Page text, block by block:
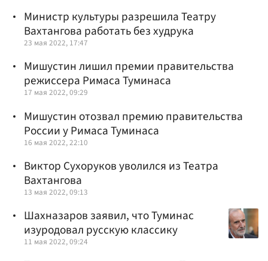
Министр культуры разрешила Театру
Вахтангова работать без худрука
23 мая 2022, 17:47
Мишустин лишил премии правительства
режиссера Римаса Туминаса
17 мая 2022, 09:29
Мишустин отозвал премию правительства
России у Римаса Туминаса
16 мая 2022, 22:10
Виктор Сухоруков уволился из Театра
Вахтангова
13 мая 2022, 09:13
Шахназаров заявил, что Туминас
изуродовал русскую классику
11 мая 2022, 09:24